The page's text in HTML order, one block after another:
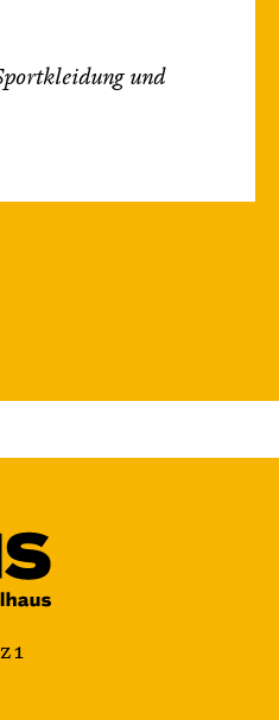
und
1